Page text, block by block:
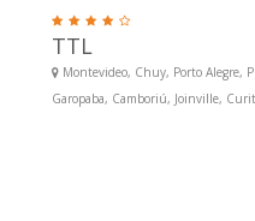
TTL
Montevideo, Chuy, Porto Alegre,
Garopaba, Camboriú, Joinville,